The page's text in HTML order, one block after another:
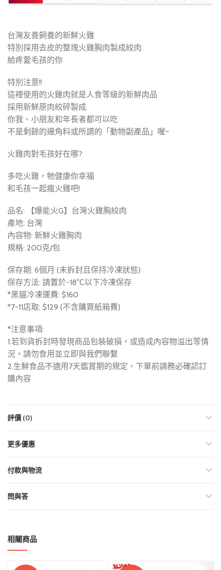
台灣友善飼養的新鮮火雞
特別採用去皮的整塊火雞胸肉製成絞肉
給疼愛毛孩的你
特別注意!!
這裡使用的火雞肉就是人食等級的新鮮肉品
採用新鮮原肉絞碎製成
你我、小朋友和年長者都可以吃
不是剩餘的邊角料或所謂的「動物副產品」喔~
火雞肉對毛孩好在哪?
多吃火雞，牠健康你幸福
和毛孩一起瘋火雞吧!
品名: 【爆能火G】台灣火雞胸絞肉
產地: 台灣
內容物: 新鮮火雞胸肉
規格: 200克/包
保存期: 6個月 (未拆封且保持冷凍狀態)
保存方法: 請置於-18℃以下冷凍保存
*黑貓冷凍運費: $160
*7-11店取: $129 (不含購買紙箱費)
*注意事項:
1.若到貨拆封時發現商品包裝破損，或造成內容物溢出等情
況，請勿食用並立即與我們聯繫
2.生鮮食品不適用7天鑑賞期的規定，下單前請務必確認訂
購內容
評價 (0)
更多優惠
付款與物流
問與答
相關商品